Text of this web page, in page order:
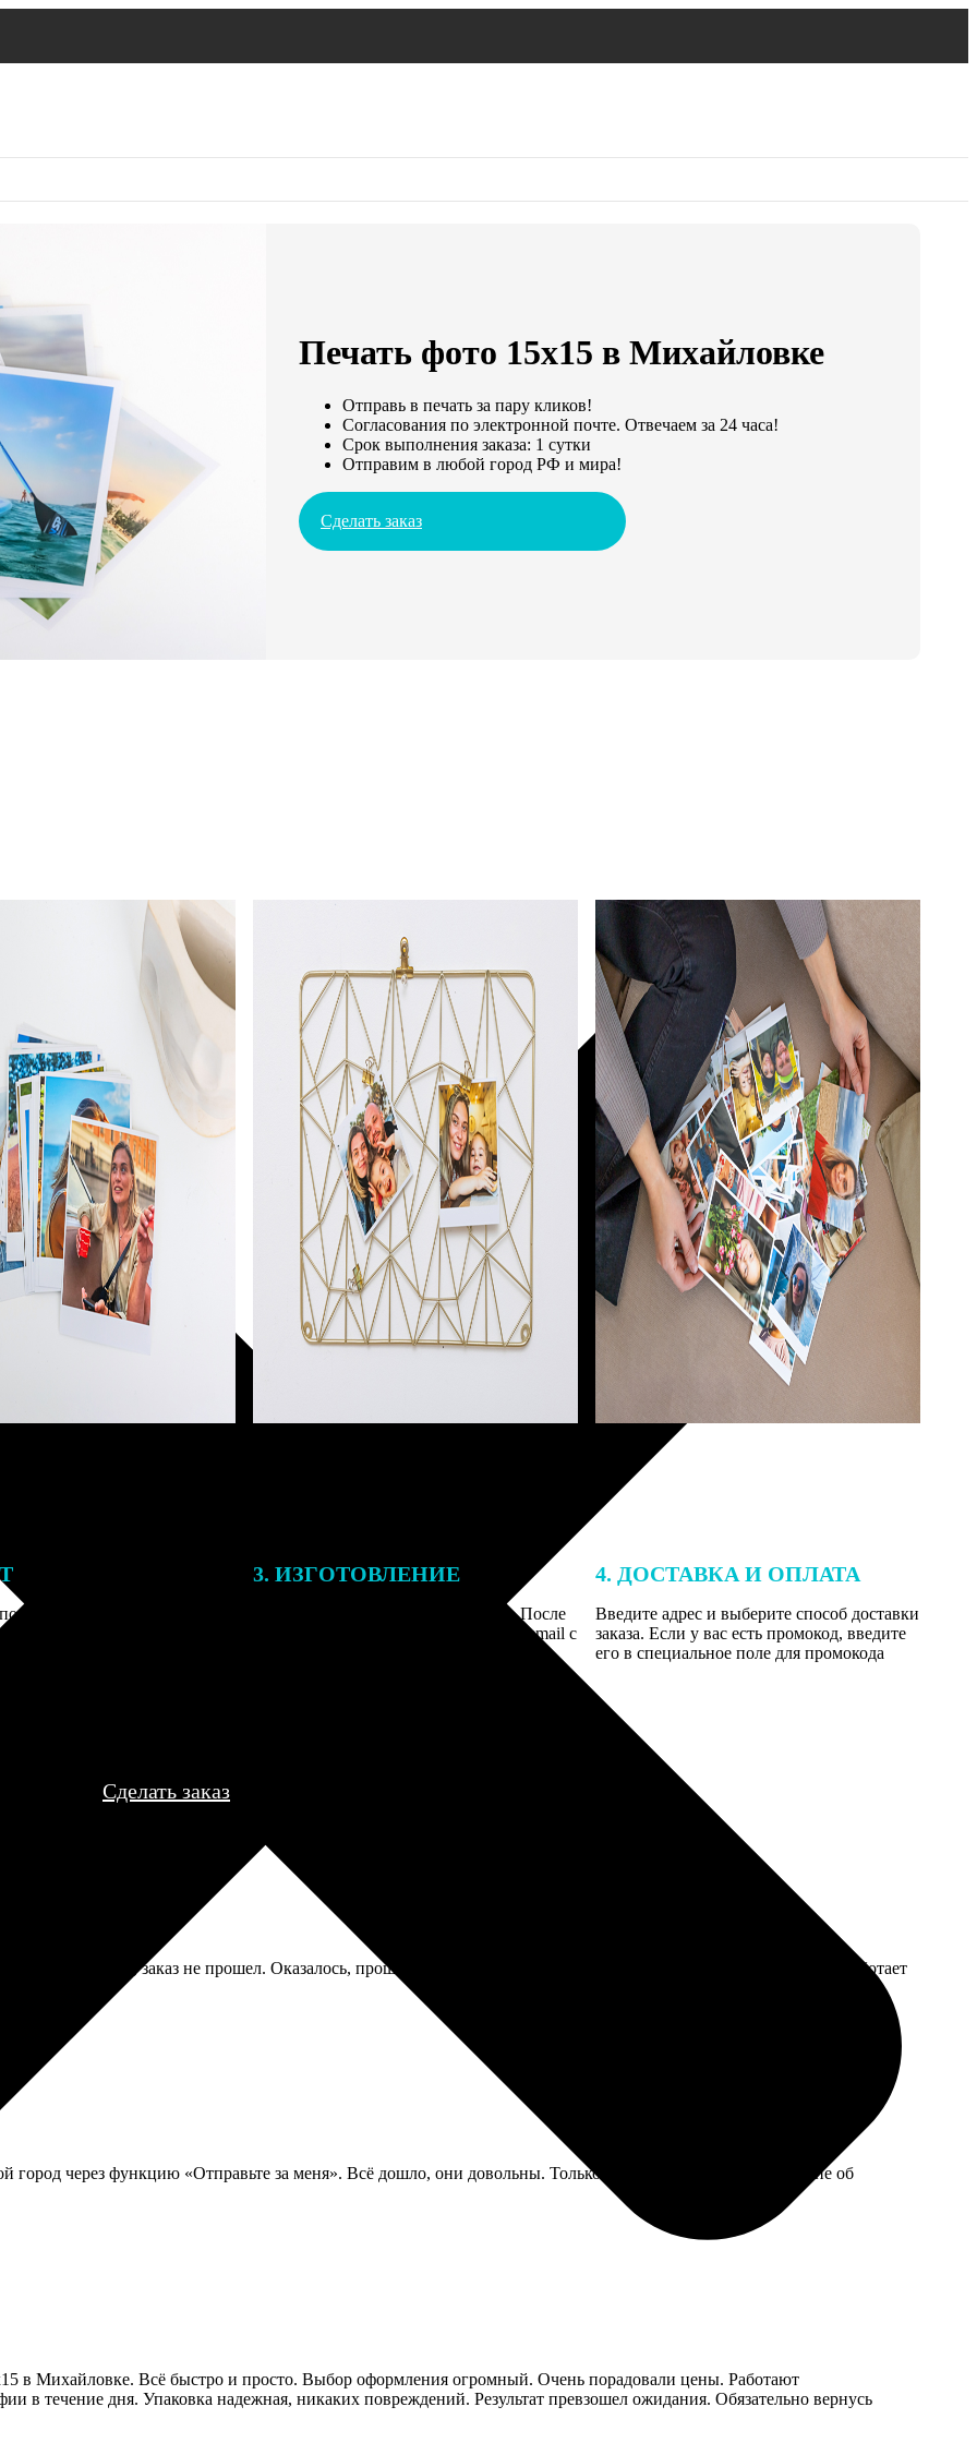
Печать фото 15х15 в Михайловке
Отправь в печать за пару кликов!
Согласования по электронной почте. Отвечаем за 24 часа!
Срок выполнения заказа: 1 сутки
Отправим в любой город РФ и мира!
Сделать заказ
заказа к печати
могут связаться с Вами
телефону или email для
деталей.
3. ИЗГОТОВЛЕНИЕ
Оплатите заказ банковской картой. После
оплаты получите подтверждение на email с
описанием заказа. Когда отправим заказ
4. ДОСТАВКА И ОПЛАТА
Введите адрес и выберите способ доставки
заказа. Если у вас есть промокод, введите
его в специальное поле для промокода
Сделать заказ
Думала, заказ не прошел. Оказалось, прошел, и мне даже смс прислали, что можно забирать. Система работает
город через функцию «Отправьте за меня». Всё дошло, они довольны. Только мне не прислали уведомление об
в Михайловке. Всё быстро и просто. Выбор оформления огромный. Очень порадовали цены. Работают
в течение дня. Упаковка надежная, никаких повреждений. Результат превзошел ожидания. Обязательно вернусь